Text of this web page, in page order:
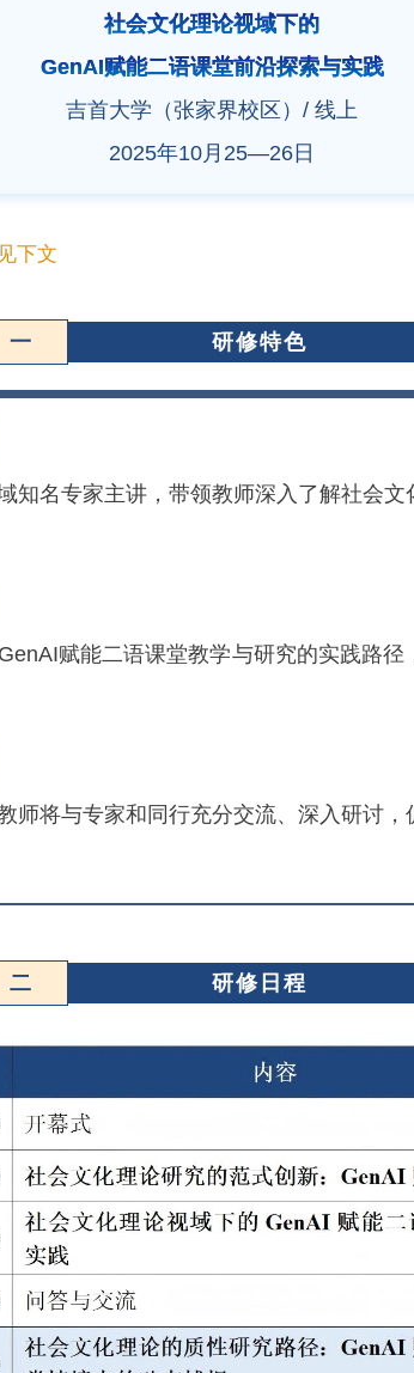
社会文化理论视域下的
GenAI赋能二语课堂前沿探索与实践
吉首大学（张家界校区）/ 线上
2025年10月25—26日
下文
一 研修特色
知名专家主讲，带领教师深入了解社会
赋能二语课堂教学与研究的实践路径
师将与专家和同行充分交流、深入研讨
二 研修日程